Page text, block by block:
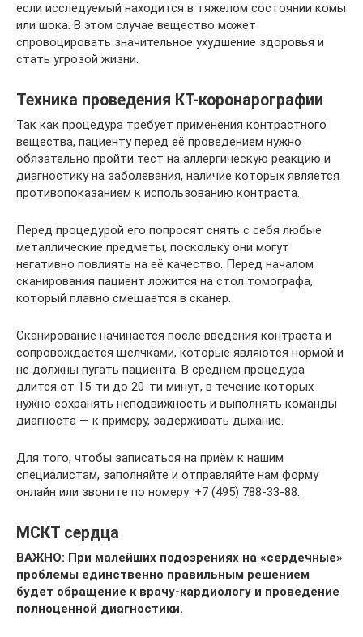
если исследуемый находится в тяжелом состоянии комы
или шока. В этом случае вещество может
спровоцировать значительное ухудшение здоровья и
стать угрозой жизни.
Техника проведения КТ-коронарографии
Так как процедура требует применения контрастного
вещества, пациенту перед её проведением нужно
обязательно пройти тест на аллергическую реакцию и
диагностику на заболевания, наличие которых является
противопоказанием к использованию контраста.
Перед процедурой его попросят снять с себя любые
металлические предметы, поскольку они могут
негативно повлиять на её качество. Перед началом
сканирования пациент ложится на стол томографа,
который плавно смещается в сканер.
Сканирование начинается после введения контраста и
сопровождается щелчками, которые являются нормой и
не должны пугать пациента. В среднем процедура
длится от 15-ти до 20-ти минут, в течение которых
нужно сохранять неподвижность и выполнять команды
диагноста — к примеру, задерживать дыхание.
Для того, чтобы записаться на приём к нашим
специалистам, заполняйте и отправляйте нам форму
онлайн или звоните по номеру: +7 (495) 788-33-88.
МСКТ сердца
ВАЖНО: При малейших подозрениях на «сердечные»
проблемы единственно правильным решением
будет обращение к врачу-кардиологу и проведение
полноценной диагностики.